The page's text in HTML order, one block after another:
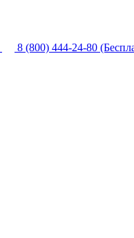
8 (800) 444-24-80